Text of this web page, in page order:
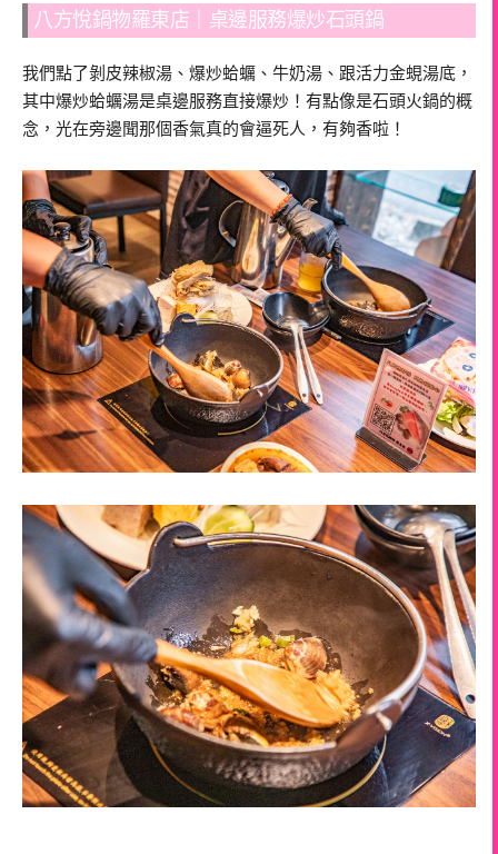
八方悅鍋物羅東店｜桌邊服務爆炒石頭鍋
我們點了剝皮辣椒湯、爆炒蛤蠣、牛奶湯、跟活力金蜆湯底，
其中爆炒蛤蠣湯是桌邊服務直接爆炒！有點像是石頭火鍋的概
念，光在旁邊聞那個香氣真的會逼死人，有夠香啦！